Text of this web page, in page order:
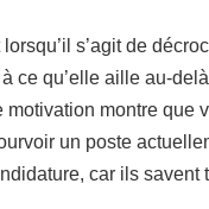
s’agit de
ce qu’elle aille au-
montre
un poste
car ils